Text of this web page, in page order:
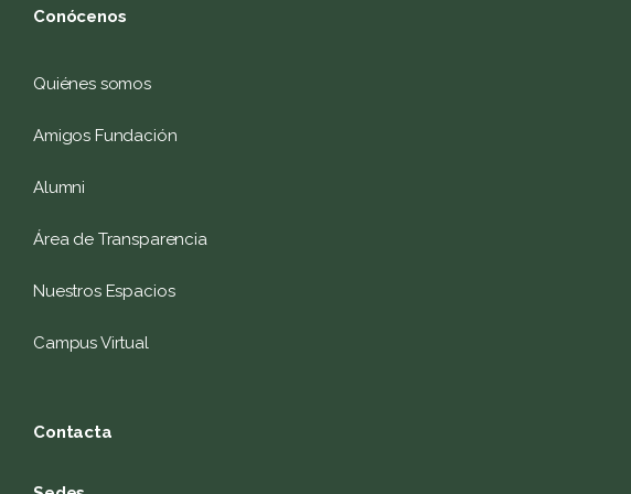
Conócenos
Quiénes somos
Amigos Fundación
Alumni
Área de Transparencia
Nuestros Espacios
Campus Virtual
Contacta